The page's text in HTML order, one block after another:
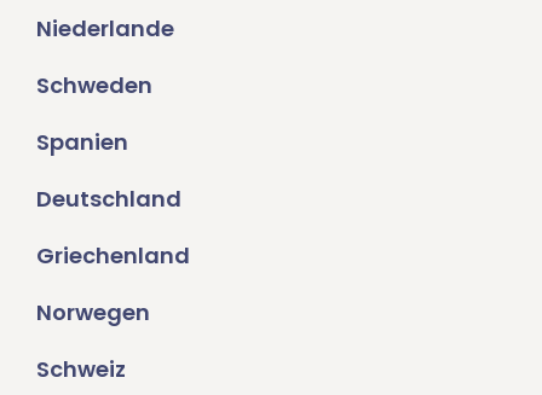
Niederlande
Schweden
Spanien
Deutschland
Griechenland
Norwegen
Schweiz